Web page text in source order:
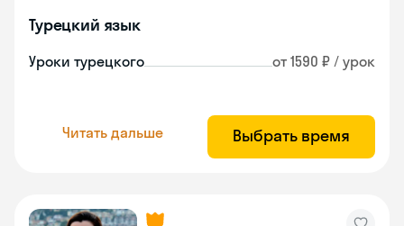
Турецкий язык
Уроки турецкого от 1590 ₽ / урок
Читать дальше Выбрать время